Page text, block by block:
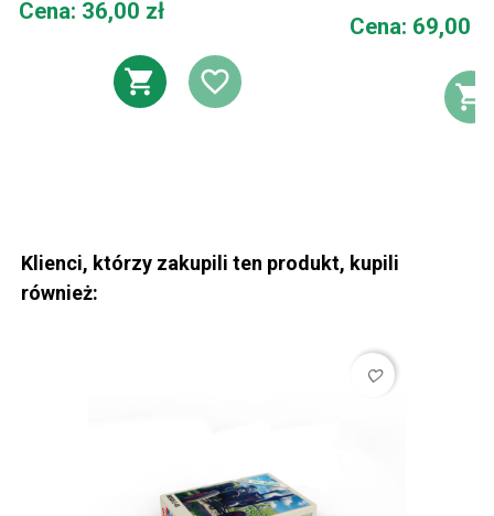
Cena
Cena: 36,00 zł
DODAJ DO KOSZYKA
DODAJ DO
Cena
Cena: 69,00
Klienci, którzy zakupili ten produkt, kupili
również:
favorite_border